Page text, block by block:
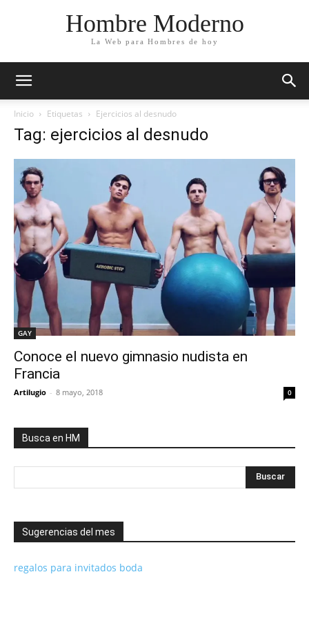
Hombre Moderno
La Web para Hombres de hoy
Inicio Etiquetas Ejercicios al desnudo
Tag: ejercicios al desnudo
GAY
Conoce el nuevo gimnasio nudista en
Francia
Artilugio - 8 mayo, 2018 0
Busca en HM
Sugerencias del mes
regalos para invitados boda